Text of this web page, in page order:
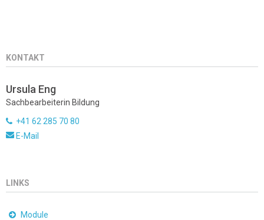
KONTAKT
Ursula Eng
Sachbearbeiterin Bildung
+41 62 285 70 80
E-Mail
LINKS
Module